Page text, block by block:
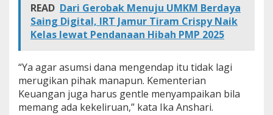
READ Dari Gerobak Menuju UMKM Berdaya
Saing Digital, IRT Jamur Tiram Crispy Naik
Kelas lewat Pendanaan Hibah PMP 2025
“Ya agar asumsi dana mengendap itu tidak lagi
merugikan pihak manapun. Kementerian
Keuangan juga harus gentle menyampaikan bila
memang ada kekeliruan,” kata Ika Anshari.